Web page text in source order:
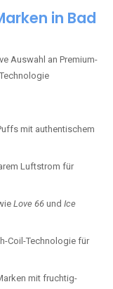
in Bad
Auswahl an Premium-
mit authentischem
Luftstrom für
Love 66 und Ice
Coil-Technologie für
mit fruchtig-